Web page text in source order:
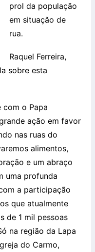
prol da população
em situação de
rua.
Raquel Ferreira,
sobre esta
com o Papa
ação em favor
nas ruas do
alimentos,
e um abraço
uma profunda
a participação
que atualmente
de 1 mil pessoas
na região da Lapa
do Carmo,